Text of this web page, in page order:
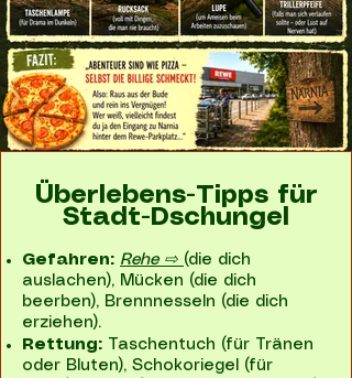
Überlebens-Tipps für
Stadt-Dschungel
Gefahren: Rehe ⇨ (die dich
auslachen), Mücken (die dich
beerben), Brennnesseln (die dich
erziehen).
Rettung:
Taschentuch (für Tränen
oder Bluten), Schokoriegel (für